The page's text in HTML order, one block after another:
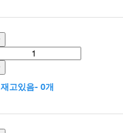
재고있음- 0개